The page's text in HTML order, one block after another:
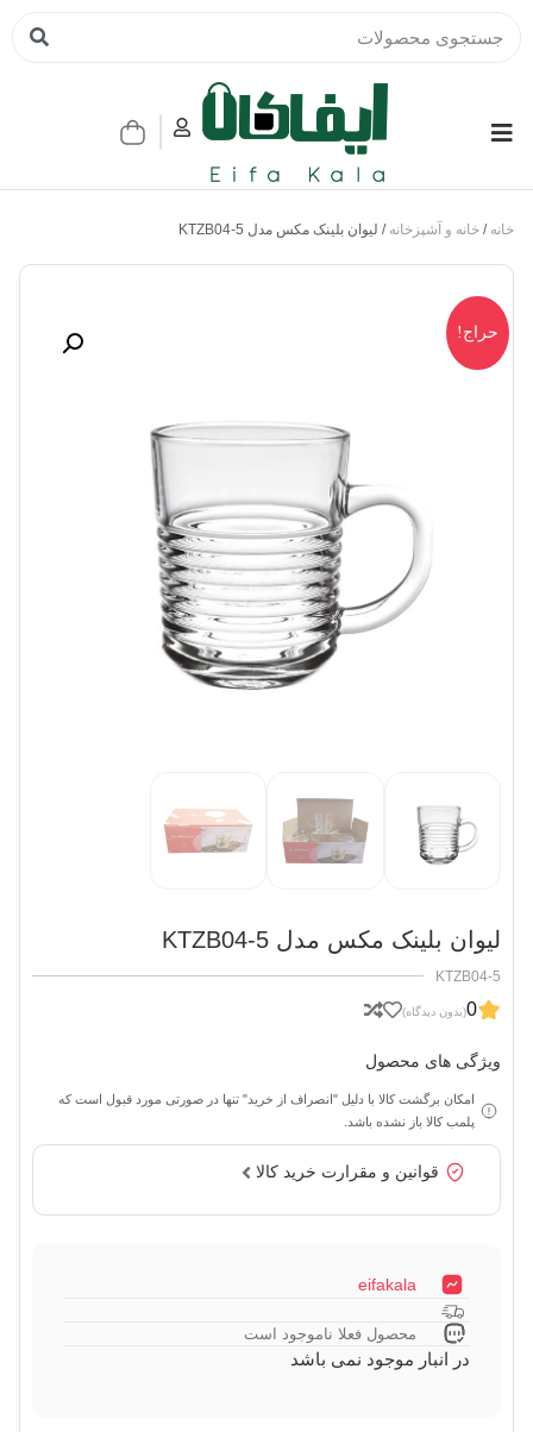
خانه / خانه و آشپزخانه / لیوان بلینک مکس مدل KTZB04-5
حراج!
لیوان بلینک مکس مدل KTZB04-5
KTZB04-5
0(بدون دیدگاه)
ویژگی های محصول
امکان برگشت کالا با دلیل "انصراف از خرید" تنها در صورتی مورد قبول است که
پلمب کالا باز نشده باشد.
قوانین و مقرارت خرید کالا
eifakala
محصول فعلا ناموجود است
در انبار موجود نمی باشد